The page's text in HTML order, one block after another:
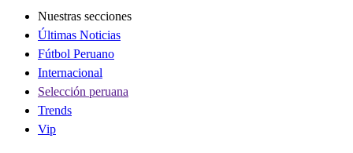
Nuestras secciones
Últimas Noticias
Fútbol Peruano
Internacional
Selección peruana
Trends
Vip